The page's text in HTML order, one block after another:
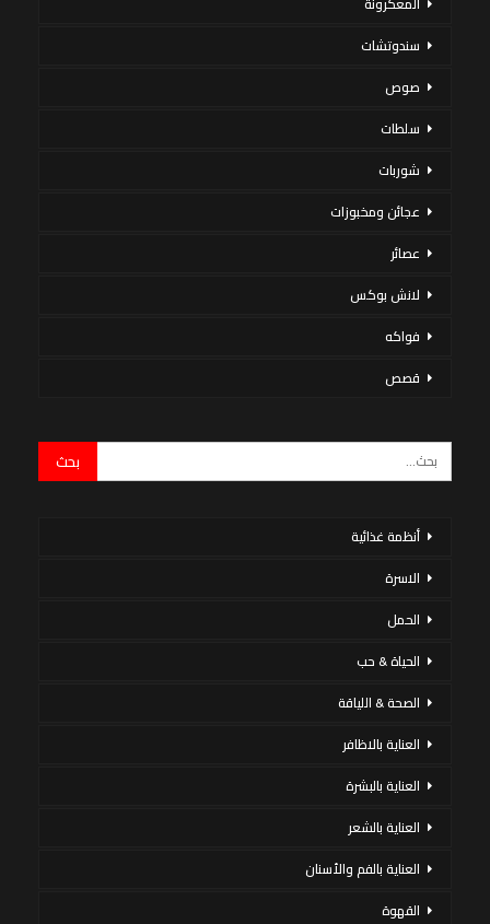
سندوتشات
صوص
سلطات
شوربات
عجائن ومخبوزات
عصائر
لانش بوكس
فواكه
قصص
أنظمة غذائية
الاسرة
الحمل
الحياة & حب
الصحة & اللياقة
العناية بالاظافر
العناية بالبشرة
العناية بالشعر
العناية بالفم والأسنان
القهوة